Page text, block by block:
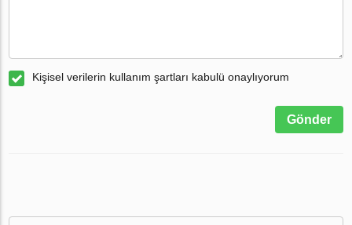
Kişisel verilerin kullanım şartları kabulü onaylıyorum
Gönder